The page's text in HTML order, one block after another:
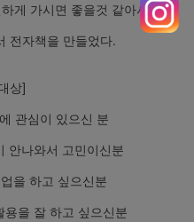
게 가시면 좋을것 같아서
전자책을 만들었다.
상]
관심이 있으신 분
안나와서 고민이신분
을 하고 싶으신분
을 잘 하고 싶으신분